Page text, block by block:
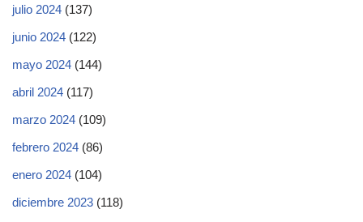
julio 2024 (137)
junio 2024 (122)
mayo 2024 (144)
abril 2024 (117)
marzo 2024 (109)
febrero 2024 (86)
enero 2024 (104)
diciembre 2023 (118)